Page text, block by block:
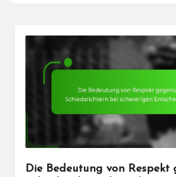
Die Bedeutung von Respekt